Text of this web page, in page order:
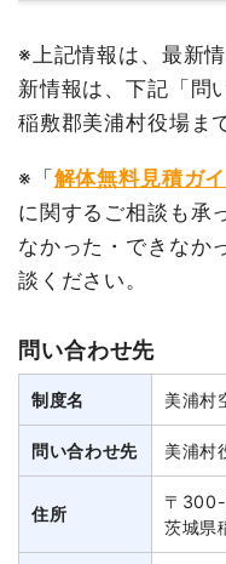
※上記情報は、最新
新情報は、下記「問
稲敷郡美浦村役場ま
※「解体無料見積ガ
に関するご相談も承
なかった・できなか
談ください。
問い合わせ先
制度名 美浦村
問い合わせ先 美浦村
住所
〒
茨城県